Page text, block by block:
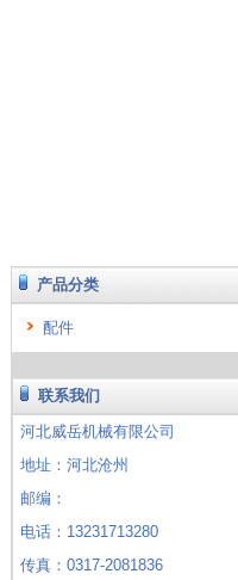
产品分类
配件
联系我们
河北威岳机械有限公司
地址：河北沧州
邮编：
电话：13231713280
传真：0317-2081836